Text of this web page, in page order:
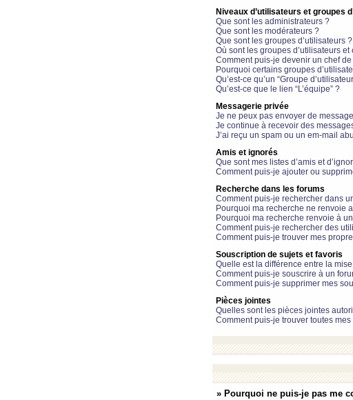
Niveaux d’utilisateurs et groupes
Que sont les administrateurs ?
Que sont les modérateurs ?
Que sont les groupes d’utilisateurs ?
Où sont les groupes d’utilisateurs
Comment puis-je devenir un chef
Pourquoi certains groupes
Qu’est-ce qu’un “Groupe
Qu’est-ce que le lien “L’équipe” ?
Messagerie privée
Je ne peux pas envoyer de
Je continue à recevoir des
J’ai reçu un spam ou un em-mail
Amis et ignorés
Que sont mes listes d’amis et
Comment puis-je ajouter ou
Recherche dans les forums
Comment puis-je rechercher dans
Pourquoi ma recherche ne renvoie
Pourquoi ma recherche renvoie à
Comment puis-je rechercher des
Comment puis-je trouver mes
Souscription de sujets et favoris
Quelle est la différence entre la
Comment puis-je souscrire à un
Comment puis-je supprimer mes
Pièces jointes
Quelles sont les pièces jointes
Comment puis-je trouver toutes
» Pourquoi ne puis-je pas me